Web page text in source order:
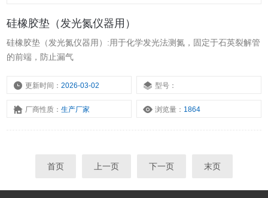
硅橡胶垫（发光氮仪器用）
硅橡胶垫（发光氮仪器用）:用于化学发光法测氮，固定于石英裂解管
的前端，防止漏气
更新时间：2026-03-02 型号：
厂商性质：生产厂家 浏览量： 1864
首页 上一页 下一页 末页